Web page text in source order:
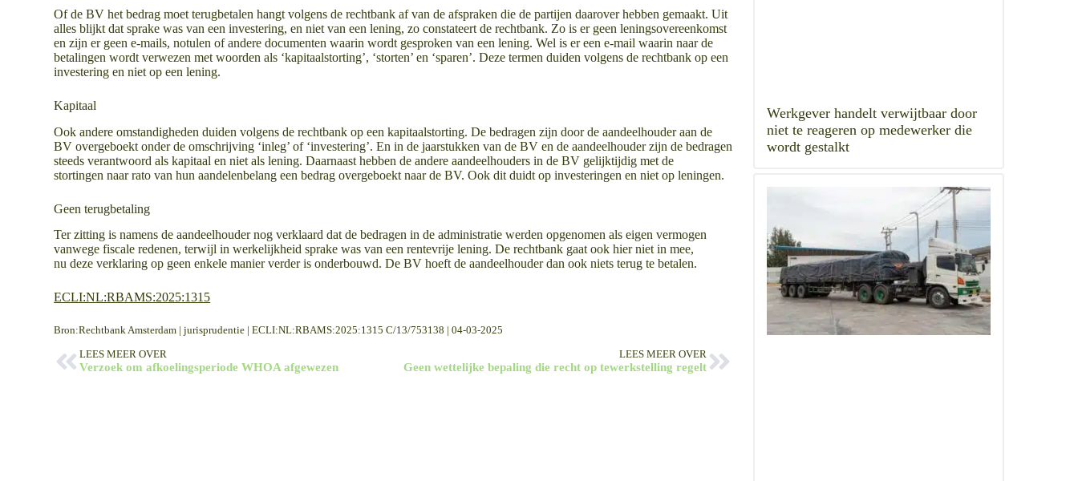
Of de BV het bedrag moet terugbetalen hangt volgens de rechtbank af van de afspraken die de partijen daarover hebben gemaakt. Uit
alles blijkt dat sprake was van een investering, en niet van een lening, zo constateert de rechtbank. Zo is er geen leningsovereenkomst
en zijn er geen e-mails, notulen of andere documenten waarin wordt gesproken van een lening. Wel is er een e-mail waarin naar de
betalingen wordt verwezen met woorden als ‘kapitaalstorting’, ‘storten’ en ‘sparen’. Deze termen duiden volgens de rechtbank op een
investering en niet op een lening.
Kapitaal
Ook andere omstandigheden duiden volgens de rechtbank op een kapitaalstorting. De bedragen zijn door de aandeelhouder aan de
BV overgeboekt onder de omschrijving ‘inleg’ of ‘investering’. En in de jaarstukken van de BV en de aandeelhouder zijn de bedragen
steeds verantwoord als kapitaal en niet als lening. Daarnaast hebben de andere aandeelhouders in de BV gelijktijdig met de
stortingen naar rato van hun aandelenbelang een bedrag overgeboekt naar de BV. Ook dit duidt op investeringen en niet op leningen.
Geen terugbetaling
Ter zitting is namens de aandeelhouder nog verklaard dat de bedragen in de administratie werden opgenomen als eigen vermogen
vanwege fiscale redenen, terwijl in werkelijkheid sprake was van een rentevrije lening. De rechtbank gaat ook hier niet in mee,
nu deze verklaring op geen enkele manier verder is onderbouwd. De BV hoeft de aandeelhouder dan ook niets terug te betalen.
ECLI:NL:RBAMS:2025:1315
Bron:Rechtbank Amsterdam | jurisprudentie | ECLI:NL:RBAMS:2025:1315 C/13/753138 | 04-03-2025
LEES MEER OVER
Verzoek om afkoelingsperiode WHOA afgewezen
LEES MEER OVER
Geen wettelijke bepaling die recht op tewerkstelling regelt
Werkgever handelt verwijtbaar door
niet te reageren op medewerker die
wordt gestalkt